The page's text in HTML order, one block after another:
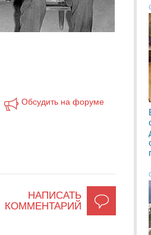
Обсудить на форуме
НАПИСАТЬ
КОММЕНТАРИЙ